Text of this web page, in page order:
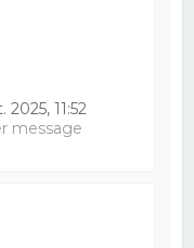
2025, 11:52
message